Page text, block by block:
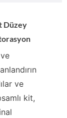
Düzey
ve
kit,